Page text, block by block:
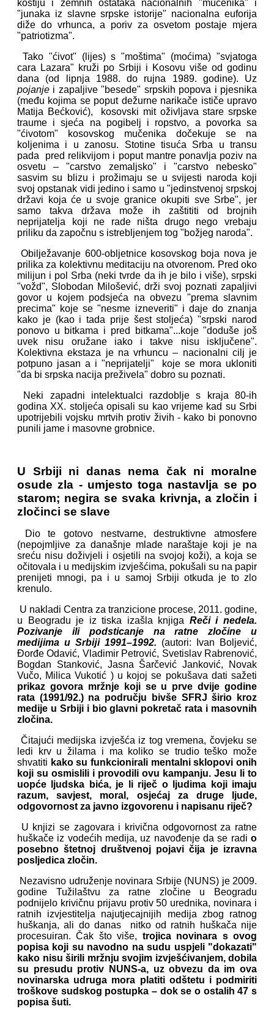
kostiju i zemnih ostataka nacionalnih "mučenika" i
"junaka iz slavne srpske istorije" nacionalna euforija
diže do vrhunca, a poriv za osvetom postaje mjera
"patriotizma".
Tako "ćivot" (lijes) s "moštima" (moćima) "svjatoga
cara Lazara" kruži po Srbiji i Kosovu više od godinu
dana (od lipnja 1988. do rujna 1989. godine). Uz
pojanje i zapaljive "besede" srpskih popova i pjesnika
(među kojima se poput dežurne narikače ističe upravo
Matija Bećković), kosovski mit oživljava stare srpske
traume i sjeća na pogibelj i ropstvo, a povorka sa
"ćivotom" kosovskog mučenika dočekuje se na
koljenima i u zanosu. Stotine tisuća Srba u transu
pada pred relikvijom i poput mantre ponavlja poziv na
osvetu – "carstvo zemaljsko" i "carstvo nebesko"
sasvim su blizu i prožimaju se u svijesti naroda koji
svoj opstanak vidi jedino i samo u "jedinstvenoj srpskoj
državi koja će u svoje granice okupiti sve Srbe", jer
samo takva država može ih zaštititi od brojnih
neprijatelja koji ne rade ništa drugo nego vrebaju
priliku da započnu s istrebljenjem tog "božjeg naroda".
Obilježavanje 600-obljetnice kosovskog boja nova je
prilika za kolektivnu meditaciju na otvorenom. Pred oko
milijun i pol Srba (neki tvrde da ih je bilo i više), srpski
"vožd", Slobodan Milošević, drži svoj poznati zapaljivi
govor u kojem podsjeća na obvezu "prema slavnim
precima" koje se "nesme izneveriti" i daje do znanja
kako je (kao i tada prije šest stoljeća) "srpski narod
ponovo u bitkama i pred bitkama"...koje "doduše još
uvek nisu oružane iako i takve nisu isključene".
Kolektivna ekstaza je na vrhuncu – nacionalni cilj je
potpuno jasan a i "neprijatelji" koje se mora ukloniti
"da bi srpska nacija preživela" dobro su poznati.
Neki zapadni intelektualci razdoblje s kraja 80-ih
godina XX. stoljeća opisali su kao vrijeme kad su Srbi
upotrijebili vojsku mrtvih protiv živih - kako bi ponovno
punili jame i masovne grobnice.
U Srbiji ni danas nema čak ni moralne
osude zla - umjesto toga nastavlja se po
starom; negira se svaka krivnja, a zločin i
zločinci se slave
Dio te gotovo nestvarne, destruktivne atmosfere
(nepojmljive za današnje mlade naraštaje koji je na
sreću nisu doživjeli i osjetili na svojoj koži), a koja se
očitovala i u medijskim izvješćima, pokušali su na papir
prenijeti mnogi, pa i u samoj Srbiji otkuda je to zlo
krenulo.
U nakladi Centra za tranzicione procese, 2011. godine,
u Beogradu je iz tiska izašla knjiga Reči i nedela.
Pozivanje ili podsticanje na ratne zločine u
medĳima u Srbĳi 1991–1992. (autori: Ivan Boljević,
Đorđe Odavić, Vladimir Petrović, Svetislav Rabrenović,
Bogdan Stanković, Jasna Šarčević Janković, Novak
Vučo, Milica Vukotić ) u kojoj se pokušava dati sažeti
prikaz govora mržnje koji se u prve dvije godine
rata (1991/92.) na području bivše SFRJ širio kroz
medije u Srbiji i bio glavni pokretač rata i masovnih
zločina.
Čitajući medijska izvješća iz tog vremena, čovjeku se
ledi krv u žilama i ma koliko se trudio teško može
shvatiti kako su funkcionirali mentalni sklopovi onih
koji su osmislili i provodili ovu kampanju. Jesu li to
uopće ljudska bića, je li riječ o ljudima koji imaju
razum, savjest, moral, osjećaj za druge ljude,
odgovornost za javno izgovorenu i napisanu riječ?
U knjizi se zagovara i krivična odgovornost za ratne
huškače iz vodećih medija, uz navođenje da se radi o
posebno štetnoj društvenoj pojavi čija je izravna
posljedica zločin.
Nezavisno udruženje novinara Srbije (NUNS) je 2009.
godine Tužilaštvu za ratne zločine u Beogradu
podnijelo krivičnu prijavu protiv 50 urednika, novinara i
ratnih izvjestitelja najutjecajnijih medija zbog ratnog
huškanja, ali do danas nitko od ratnih huškača nije
procesuiran. Čak što više, trojica novinara s ovog
popisa koji su navodno na sudu uspjeli "dokazati"
kako nisu širili mržnju svojim izvješćivanjem, dobila
su presudu protiv NUNS-a, uz obvezu da im ova
novinarska udruga mora platiti odštetu i podmiriti
troškove sudskog postupka – dok se o ostalih 47 s
popisa šuti.